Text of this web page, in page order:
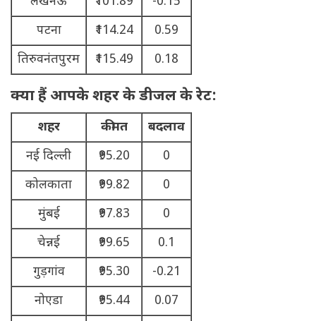
पटना
₹114.24
0.59
तिरुवनंतपुरम
₹115.49 0.18
क्या हैं आपके शहर के डीजल के रेट:
शहर कीमत
बदलाव
नई दिल्ली
₹95.20
0
कोलकाता
₹99.82
0
मुंबई
₹97.83
0
चेन्नई
₹99.65
0.1
गुड़गांव
₹95.30
-0.21
नोएडा
₹95.44
0.07